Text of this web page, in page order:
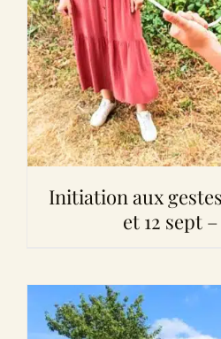
Initiation aux
et 12 sept